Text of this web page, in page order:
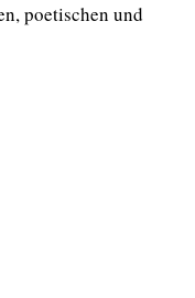
poetischen und